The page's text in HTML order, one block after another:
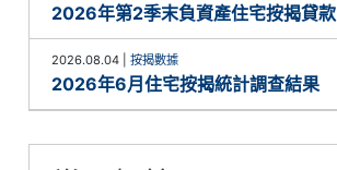
2026年第2季末負資產住宅按揭貸款
2026.08.04 |按揭數據
2026年6月住宅按揭統計調查結果